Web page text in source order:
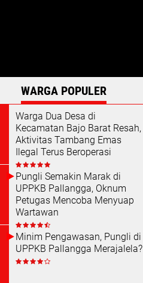
WARGA POPULER
Warga Dua Desa di
Kecamatan Bajo Barat Resah,
Aktivitas Tambang Emas
Ilegal Terus Beroperasi
Pungli Semakin Marak di
UPPKB Pallangga, Oknum
Petugas Mencoba Menyuap
Wartawan
Minim Pengawasan, Pungli di
UPPKB Pallangga Merajalela?